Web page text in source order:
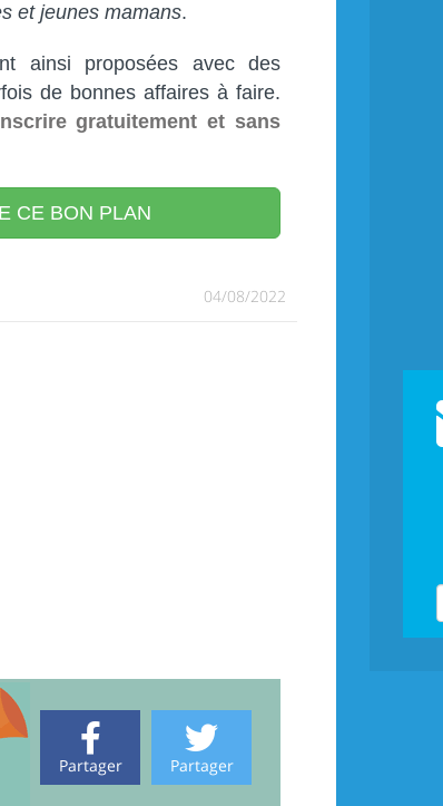
et jeunes mamans.
ainsi proposées avec des
de bonnes affaires à faire.
gratuitement et sans
CE BON PLAN
04/08/2022
Partager
Partager